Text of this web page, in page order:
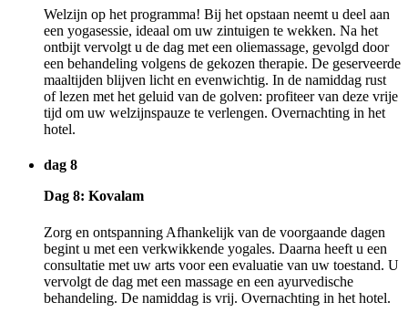
Welzijn op het programma! Bij het opstaan neemt u deel aan
een yogasessie, ideaal om uw zintuigen te wekken. Na het
ontbijt vervolgt u de dag met een oliemassage, gevolgd door
een behandeling volgens de gekozen therapie. De geserveerde
maaltijden blijven licht en evenwichtig. In de namiddag rust
of lezen met het geluid van de golven: profiteer van deze vrije
tijd om uw welzijnspauze te verlengen. Overnachting in het
hotel.
dag 8
Dag 8: Kovalam
Zorg en ontspanning Afhankelijk van de voorgaande dagen
begint u met een verkwikkende yogales. Daarna heeft u een
consultatie met uw arts voor een evaluatie van uw toestand. U
vervolgt de dag met een massage en een ayurvedische
behandeling. De namiddag is vrij. Overnachting in het hotel.